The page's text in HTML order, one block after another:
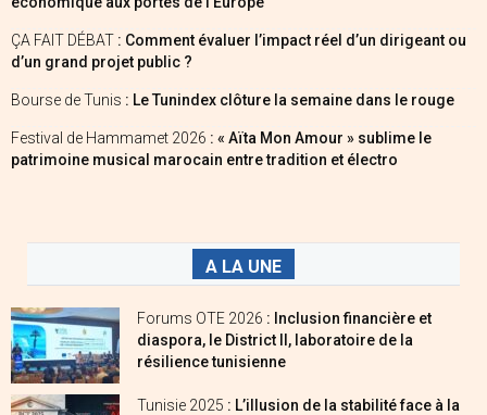
ÇA FAIT DÉBAT : Comment évaluer l’impact réel d’un dirigeant ou
d’un grand projet public ?
Bourse de Tunis : Le Tunindex clôture la semaine dans le rouge
Festival de Hammamet 2026 : « Aïta Mon Amour » sublime le
patrimoine musical marocain entre tradition et électro
A LA UNE
Forums OTE 2026 : Inclusion financière et
diaspora, le District II, laboratoire de la
résilience tunisienne
Tunisie 2025 : L’illusion de la stabilité face à la